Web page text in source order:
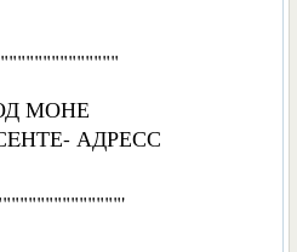
МОНЕ
АДРЕСС